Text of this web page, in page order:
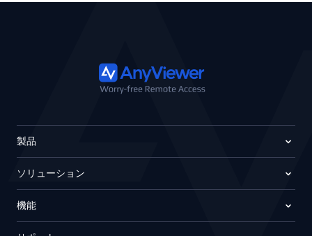
製品
ソリューション
機能